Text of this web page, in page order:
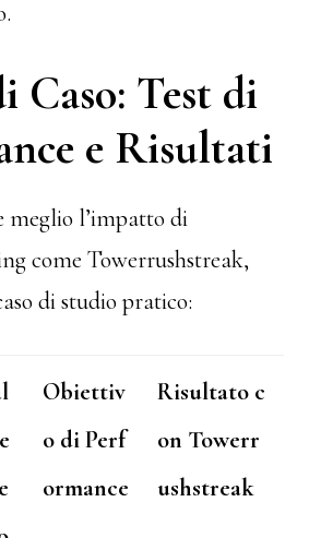
Caso: Test di
e Risultati
meglio l’impatto di
come Towerrushstreak,
di studio pratico:
Obiettiv
o di Perf
ormance
Risultato c
on Towerr
ushstreak